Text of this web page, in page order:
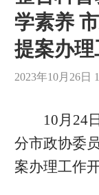
学素养
提案办理
2023年10月26
10月24
分市政协委
案办理工作